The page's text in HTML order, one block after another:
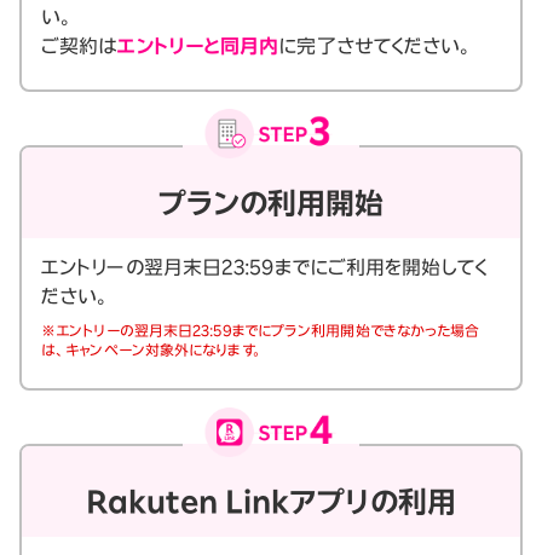
い。
ご契約はエントリーと同月内に完了させてください。
プランの利用開始
エントリーの翌月末日23:59までにご利用を開始してく
ださい。
※エントリーの翌月末日23:59までにプラン利用開始できなかった場合
は、キャンペーン対象外になります。
Rakuten Linkアプリの利用